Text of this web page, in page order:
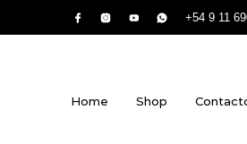
+54 9 11
Home Shop